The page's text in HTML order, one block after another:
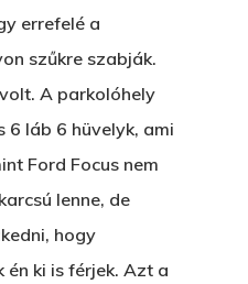
errefelé a
szűkre szabják.
A parkolóhely
6 láb 6 hüvelyk, ami
Ford Focus nem
lenne, de
hogy
én ki is férjek. Azt a
Egy Hitelt, Ödön?
ELMENT A VILLAMOS
EGY BANKOT, ÖDÖN?
GYERE VELEM
KÖNYVESBOLTBA,
A „BECSÜLETES”